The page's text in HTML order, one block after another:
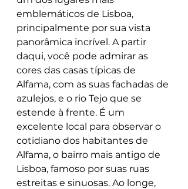
emblemáticos de Lisboa,
principalmente por sua vista
panorâmica incrível. A partir
daqui, você pode admirar as
cores das casas típicas de
Alfama, com as suas fachadas de
azulejos, e o rio Tejo que se
estende à frente. É um
excelente local para observar o
cotidiano dos habitantes de
Alfama, o bairro mais antigo de
Lisboa, famoso por suas ruas
estreitas e sinuosas. Ao longe,